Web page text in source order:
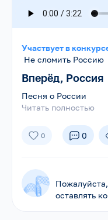
Участвует в
Не сломить Россию
Вперёд, Россия
Песня о России
Читать полностью
0 0
оставлять